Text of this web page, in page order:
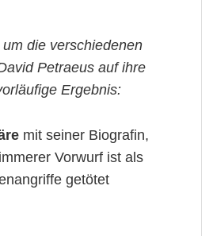
die verschiedenen
Petraeus auf ihre
Ergebnis:
mit seiner Biografin,
Vorwurf ist als
getötet